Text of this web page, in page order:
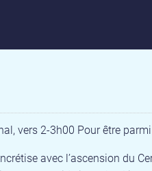
vers 2-3h00 Pour être
avec l’ascension du